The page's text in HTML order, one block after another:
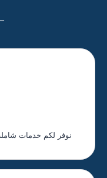
نوفر لكم خدمات